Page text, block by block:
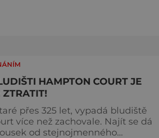
Marche
HAMPTON COURT JE
přes 325 let, vypadá bludiště
více než zachovale. Najít se dá
od stejnojmenného